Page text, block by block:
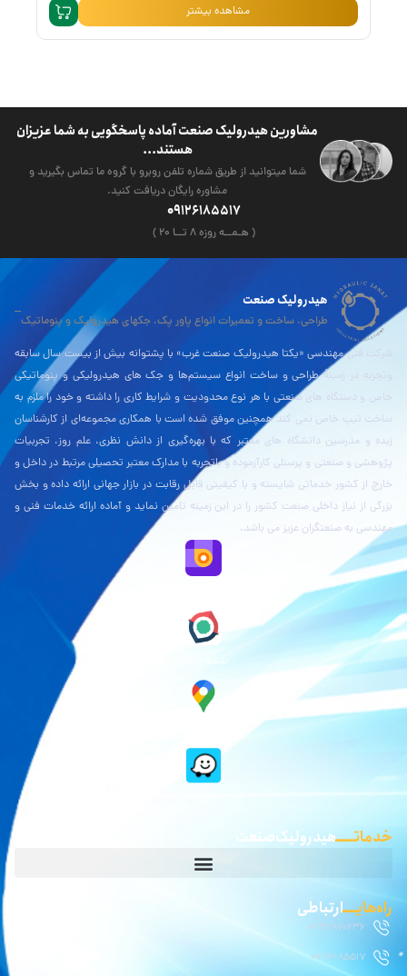
مشاهده بیشتر
مشاورین هیدرولیک صنعت آماده پاسخگویی به شما عزیزان
هستند...
شما میتوانید از طریق شماره تلفن روبرو با گروه ما تماس بگیرید و
مشاوره رایگان دریافت کنید.
09126185517
( هـمــه روزه ۸ تــا ۲۰ )
هیدرولیک صنعت
طراحی، ساخت و تعمیرات انواع پاور پک، جکهای هیدرولیک و پنوماتیک
شرکت فنی مهندسی «یکتا هیدرولیک صنعت غرب» با پشتوانه بیش از بیست سال سابقه
وتجربه در زمینۀ طراحی و ساخت انواع سیستم‌ها و جک های هیدرولیکی و پنوماتیکی
خاص و دستگاه های صنعتی با هر نوع محدودیت و شرایط کاری را داشته و خود را ملزم به
ساخت تیپ خاص نمی کند همچنین موفق شده است با همکاری مجموعه‌ای از کارشناسان
زبده و مدرسین دانشگاه های معتبر که با بهره‌گیری از دانش نظری، علم روز، تجربیات
پژوهشی و صنعتی و پرسنلی کارآزموده و باتجربه با مدارک معتبر تحصیلی مرتبط در داخل و
خارج از کشور خدماتی شایسته و با کیفیتی قابل رقابت در بازار جهانی ارائه داده و بخش
بزرگی از نیاز داخلی صنعت کشور را در این زمینه تامین نماید و آماده ارائه خدمات فنی و
مهندسی به صنعتگران عزیز می باشد.
نقشه نشان
خدماتـــــهیدرولیک صنعت
راه‌هایــــارتباطی
02146870636
09126185517